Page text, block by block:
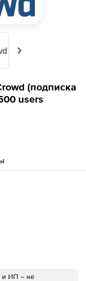
Вперед
(подписка
users
и ИП – не